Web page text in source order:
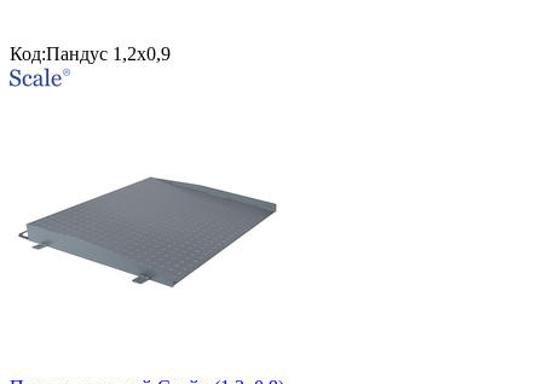
Код:Пандус 1,2х0,9